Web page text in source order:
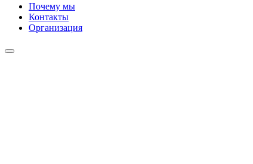
Почему мы
Контакты
Организация